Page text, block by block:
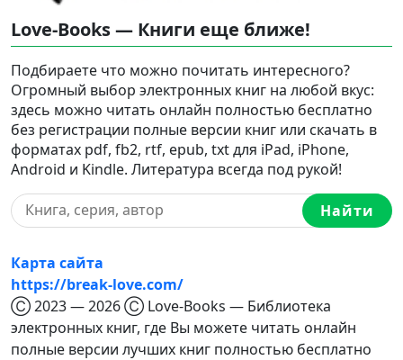
Love-Books — Книги еще ближе!
Подбираете что можно почитать интересного?
Огромный выбор электронных книг на любой вкус:
здесь можно читать онлайн полностью бесплатно
без регистрации полные версии книг или скачать в
форматах pdf, fb2, rtf, epub, txt для iPad, iPhone,
Android и Kindle. Литература всегда под рукой!
Найти
Карта сайта
https://break-love.com/
Ⓒ 2023 — 2026 Ⓒ Love-Books — Библиотека
электронных книг, где Вы можете читать онлайн
полные версии лучших книг полностью бесплатно